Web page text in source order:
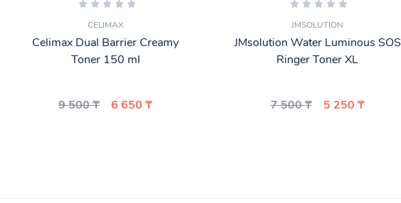
CELIMAX
Celimax Dual Barrier Creamy
Toner 150 ml
9 500 ₸ 6 650 ₸
JMSOLUTION
JMsolution Water Luminous SOS
Ringer Toner XL
7 500 ₸ 5 250 ₸